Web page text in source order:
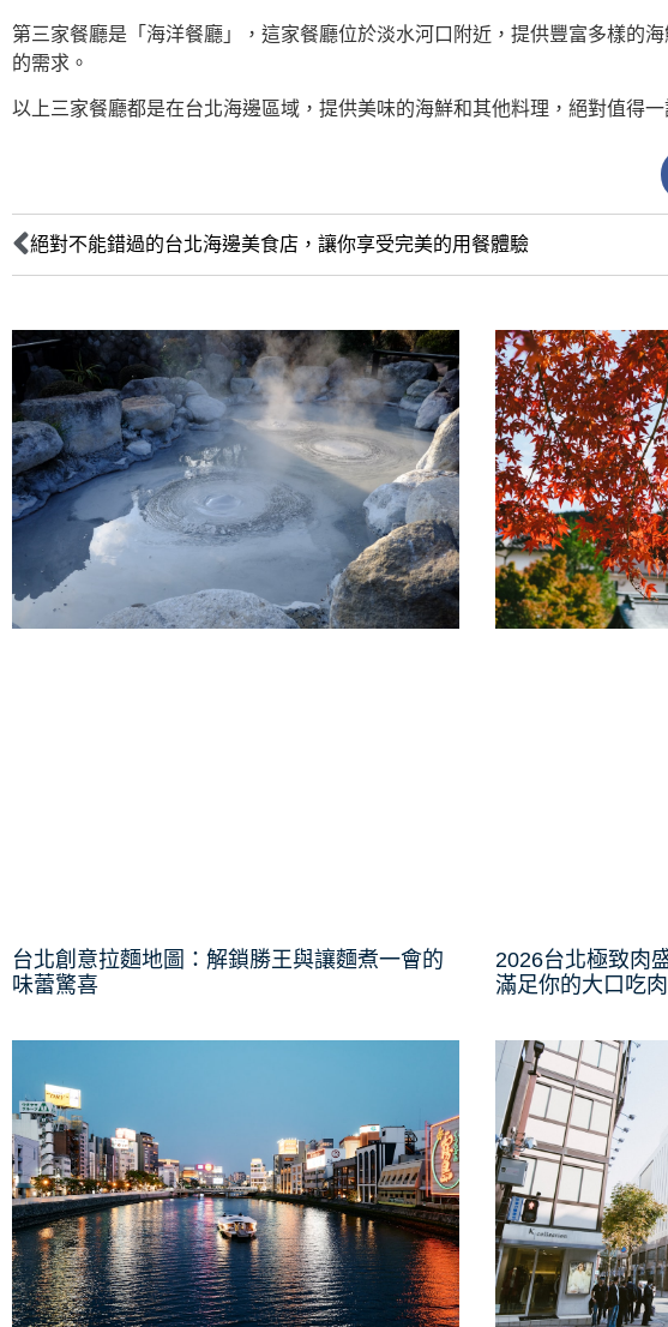
第三家餐廳是「海洋餐廳」，這家餐廳位於淡水河口附近，提供豐富多樣的
的需求。
以上三家餐廳都是在台北海邊區域，提供美味的海鮮和其他料理，絕對值得
絕對不能錯過的台北海邊美食店，讓你享受完美的用餐體驗
台北創意拉麵地圖：解鎖勝王與讓麵煮一會的
味蕾驚喜
2026台北極致肉
滿足你的大口吃